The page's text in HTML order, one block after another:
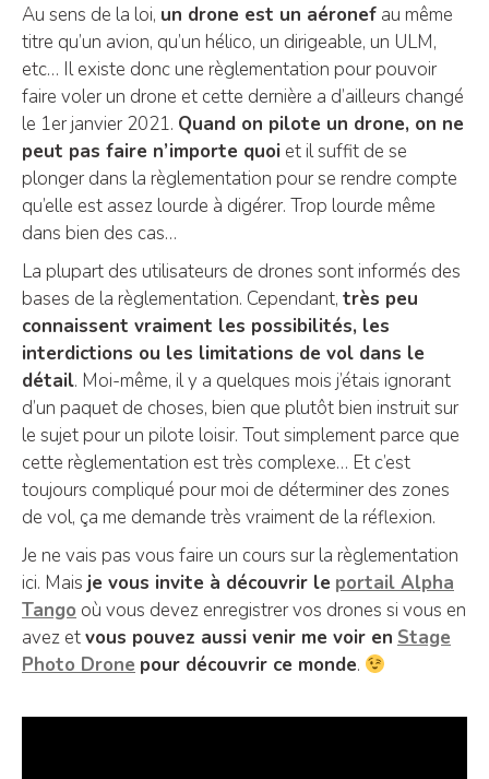
Au sens de la loi, un drone est un aéronef au même
titre qu’un avion, qu’un hélico, un dirigeable, un ULM,
etc… Il existe donc une règlementation pour pouvoir
faire voler un drone et cette dernière a d’ailleurs changé
le 1er janvier 2021. Quand on pilote un drone, on ne
peut pas faire n’importe quoi et il suffit de se
plonger dans la règlementation pour se rendre compte
qu’elle est assez lourde à digérer. Trop lourde même
dans bien des cas…
La plupart des utilisateurs de drones sont informés des
bases de la règlementation. Cependant, très peu
connaissent vraiment les possibilités, les
interdictions ou les limitations de vol dans le
détail. Moi-même, il y a quelques mois j’étais ignorant
d’un paquet de choses, bien que plutôt bien instruit sur
le sujet pour un pilote loisir. Tout simplement parce que
cette règlementation est très complexe… Et c’est
toujours compliqué pour moi de déterminer des zones
de vol, ça me demande très vraiment de la réflexion.
Je ne vais pas vous faire un cours sur la règlementation
ici. Mais je vous invite à découvrir le portail Alpha
Tango où vous devez enregistrer vos drones si vous en
avez etvous pouvez aussi venir me voir en Stage
Photo Drone pour découvrir ce monde.